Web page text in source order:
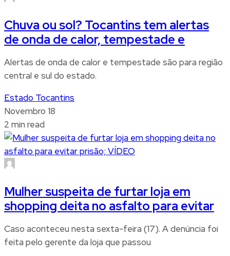
Chuva ou sol? Tocantins tem alertas
de onda de calor, tempestade e
Alertas de onda de calor e tempestade são para região
central e sul do estado.
Estado Tocantins
Novembro 18
2 min read
Mulher suspeita de furtar loja em
shopping deita no asfalto para evitar
Caso aconteceu nesta sexta-feira (17). A denúncia foi
feita pelo gerente da loja que passou